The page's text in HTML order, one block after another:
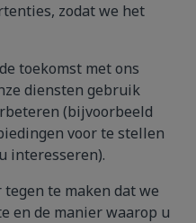
zodat we het
toekomst met ons
diensten gebruik
(bijvoorbeeld
voor te stellen
interesseren).
te maken dat we
en de manier waarop u